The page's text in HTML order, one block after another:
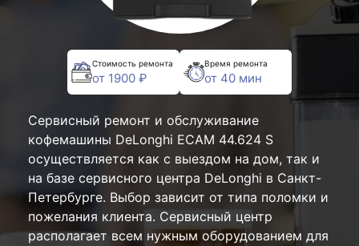
Стоимость ремонта
от 1900 ₽
Время ремонта
от 40 мин
Сервисный ремонт и обслуживание
кофемашины DeLonghi ECAM 44.624 S
осуществляется как с выездом на дом, так и
на базе сервисного центра DeLonghi в Санкт-
Петербурге. Выбор зависит от типа поломки и
пожелания клиента. Сервисный центр
располагает всем нужным оборудованием для